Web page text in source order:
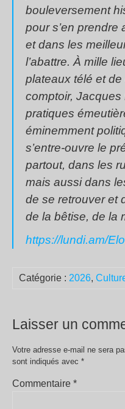
bouleversement
pour s’en
et dans les
l’abattre. À mille
plateaux télé et
comptoir,
pratiques
éminemment
s’entre-ouvre le
partout, dans les
mais aussi dans
de se retrouver et
de la bêtise, de la
https://lundi.am/
Catégorie : 2026,
Laisser un
Votre adresse e-mail ne sera
sont indiqués avec *
Commentaire *